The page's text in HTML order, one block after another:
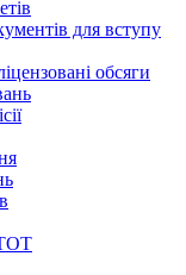
для вступу
обсяги
ТОТ